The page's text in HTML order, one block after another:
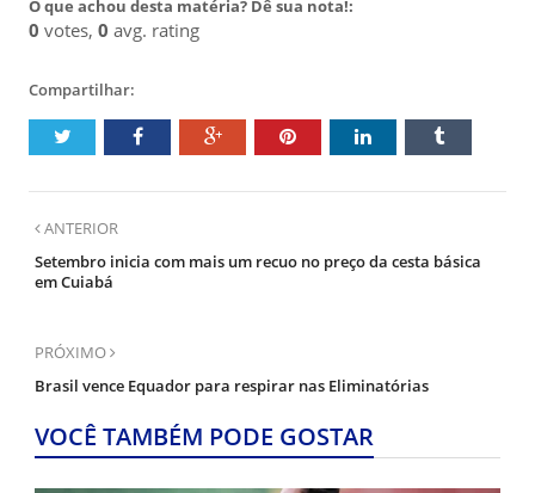
O que achou desta matéria? Dê sua nota!:
0 votes, 0 avg. rating
Compartilhar:
ANTERIOR
Setembro inicia com mais um recuo no preço da cesta básica
em Cuiabá
PRÓXIMO
Brasil vence Equador para respirar nas Eliminatórias
VOCÊ TAMBÉM PODE GOSTAR